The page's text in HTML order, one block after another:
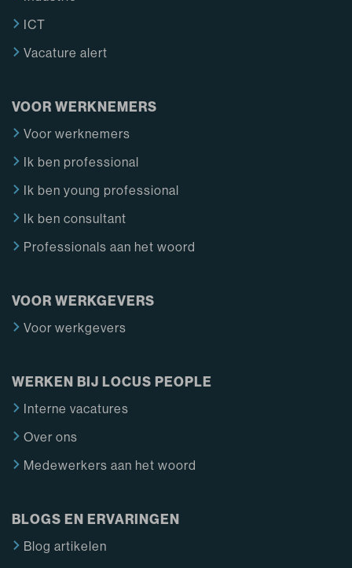
ICT
Vacature alert
VOOR WERKNEMERS
Voor werknemers
Ik ben professional
Ik ben young professional
Ik ben consultant
Professionals aan het woord
VOOR WERKGEVERS
Voor werkgevers
WERKEN BIJ LOCUS PEOPLE
Interne vacatures
Over ons
Medewerkers aan het woord
BLOGS EN ERVARINGEN
Blog artikelen